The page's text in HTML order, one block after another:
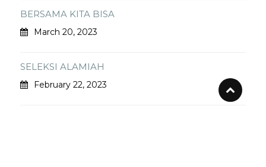
BERSAMA KITA BISA
March 20, 2023
SELEKSI ALAMIAH
February 22, 2023